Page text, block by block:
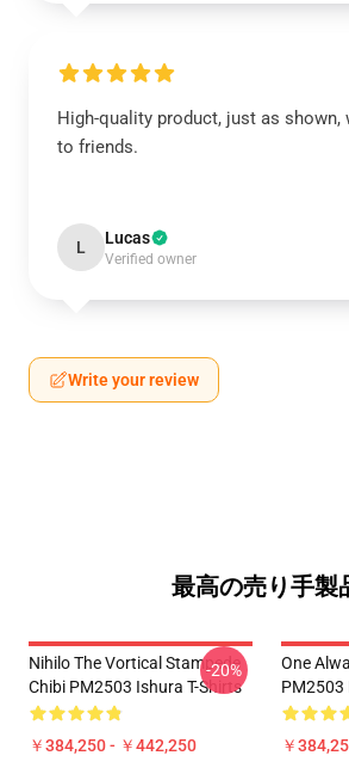
High-quality product, just as shown,
to friends.
L Lucas
Verified owner
Write your review
最高の売り手製
Nihilo The Vortical Stampede
Chibi PM2503 Ishura T-Shirts
￥384,250 - ￥442,250
-20%
One
PM2503
￥